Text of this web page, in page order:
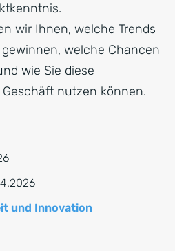
wir Ihnen, welche Trends
welche Chancen
wie Sie diese
nutzen können.
und Innovation